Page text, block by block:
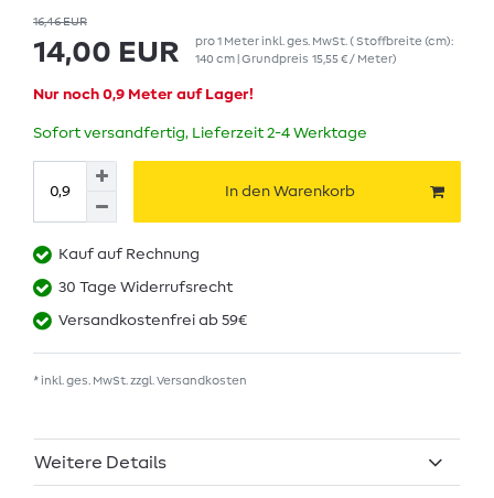
16,46 EUR
14,00 EUR pro1 Meter inkl. ges. MwSt.( Stoffbreite (cm):
140 cm | Grundpreis 15,55 € / Meter)
Nur noch 0,9 Meter auf Lager!
Sofort versandfertig, Lieferzeit 2-4 Werktage
In den Warenkorb
Kauf auf Rechnung
30 Tage Widerrufsrecht
Versandkostenfrei ab 59€
* inkl. ges. MwSt. zzgl.Versandkosten
Weitere Details